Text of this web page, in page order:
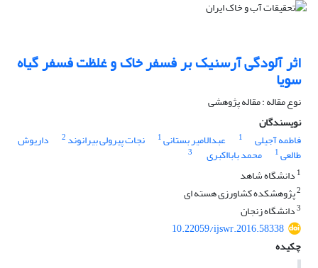
اثر آلودگی آرسنیک بر فسفر خاک و غلظت فسفر گیاه
سویا
نوع مقاله : مقاله پژوهشی
نویسندگان
فاطمه آجیلی
1 عبدالامیر بستانی1 نجات پیرولی بیرانوند 2 داریوش
طالعی1 محمد بابااکبری
3
1 دانشگاه شاهد
2پژوهشکده کشاورزی هسته ای
3دانشگاه زنجان
10.22059/ijswr.2016.58338
چکیده